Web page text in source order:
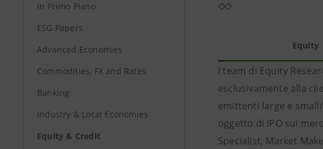
In Primo Piano
ESG Papers
Advanced Economies
Commodities, FX and Rates
Banking
Industry & Local Economies
Equity & Credit
Equity
I team di Equity
esclusivamente alla
emittenti large e
oggetto di IPO sui
Specialist, Market